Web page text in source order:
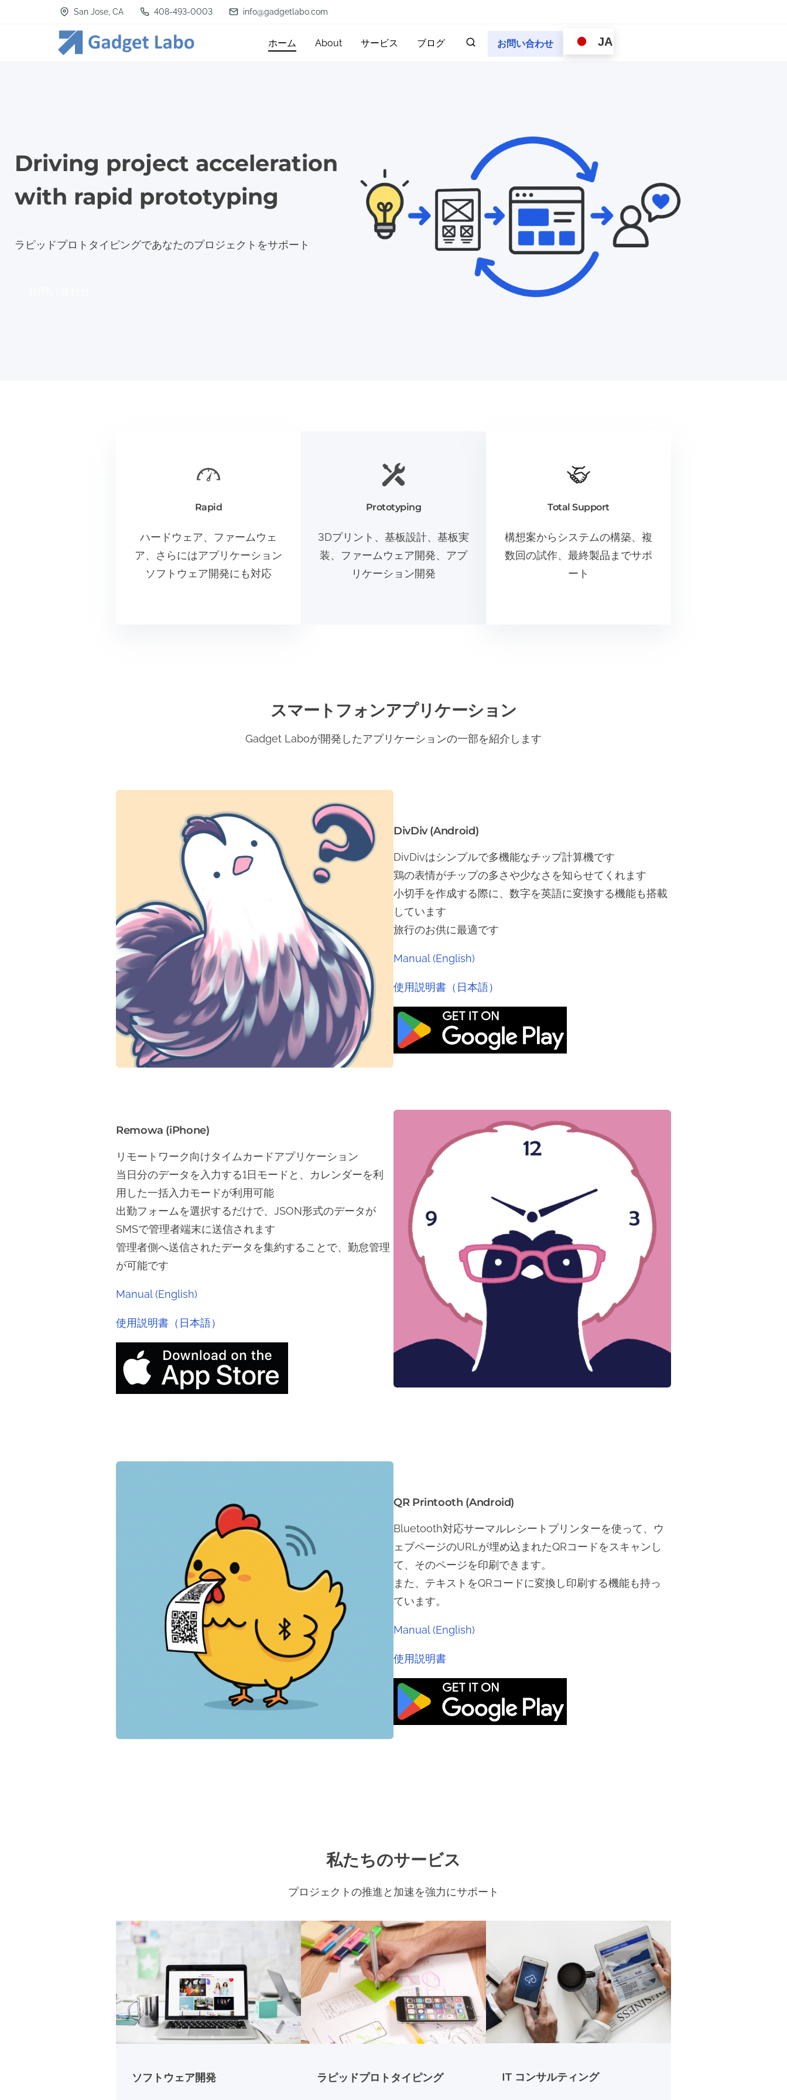
San Jose, CA 408-493-0003 info@gadgetlabo.com
ホーム About サービス ブログ お問い合わせ JA
Driving project acceleration
with rapid prototyping
ラピッドプロトタイピングであなたのプロジェクトをサポート
Rapid
ハードウェア、ファームウェ
ア、さらにはアプリケーション
ソフトウェア開発にも対応
Prototyping
3Dプリント、基板設計、基板実
装、ファームウェア開発、アプ
リケーション開発
Total Support
構想案からシステムの構築、複
数回の試作、最終製品までサポ
ート
スマートフォンアプリケーション
Gadget Laboが開発したアプリケーションの一部を紹介します
DivDiv (Android)
DivDivはシンプルで多機能なチップ計算機です
鶏の表情がチップの多さや少なさを知らせてくれます
小切手を作成する際に、数字を英語に変換する機能も搭載
しています
旅行のお供に最適です
Manual (English)
使用説明書（日本語）
Remowa (iPhone)
リモートワーク向けタイムカードアプリケーション
当日分のデータを入力する1日モードと、カレンダーを利
用した一括入力モードが利用可能
出勤フォームを選択するだけで、JSON形式のデータが
SMSで管理者端末に送信されます
管理者側へ送信されたデータを集約することで、勤怠管理
が可能です
Manual (English)
使用説明書（日本語）
QR Printooth (Android)
Bluetooth対応サーマルレシートプリンターを使って、ウ
ェブページのURLが埋め込まれたQRコードをスキャンし
て、そのページを印刷できます。
また、テキストをQRコードに変換し印刷する機能も持っ
ています。
Manual (English)
使用説明書
私たちのサービス
プロジェクトの推進と加速を強力にサポート
ソフトウェア開発 ラピッドプロトタイピング IT コンサルティング